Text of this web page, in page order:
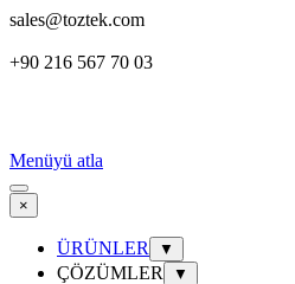
sales@toztek.com
+90 216 567 70 03
Menüyü atla
×
ÜRÜNLER ▼
ÇÖZÜMLER ▼